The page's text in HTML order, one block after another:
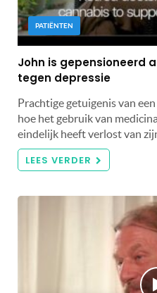
PATIËNTEN
John is gepensioneerd
tegen depressie
Prachtige getuigenis van
hoe het gebruik van
eindelijk heeft verlost van
LEES VERDER